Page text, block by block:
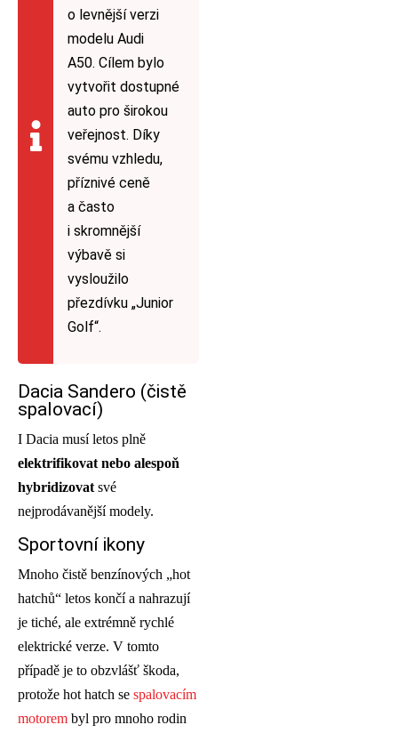
o levnější verzi
modelu Audi
A50. Cílem bylo
vytvořit dostupné
auto pro širokou
veřejnost. Díky
svému vzhledu,
příznivé ceně
a často
i skromnější
výbavě si
vysloužilo
přezdívku „Junior
Golf“.
Dacia Sandero (čistě
spalovací)
I Dacia musí letos plně
elektrifikovat nebo alespoň
hybridizovat své
nejprodávanější modely.
Sportovní ikony
Mnoho čistě benzínových „hot
hatchů“ letos končí a nahrazují
je tiché, ale extrémně rychlé
elektrické verze. V tomto
případě je to obzvlášť škoda,
protože hot hatch se spalovacím
motorem byl pro mnoho rodin